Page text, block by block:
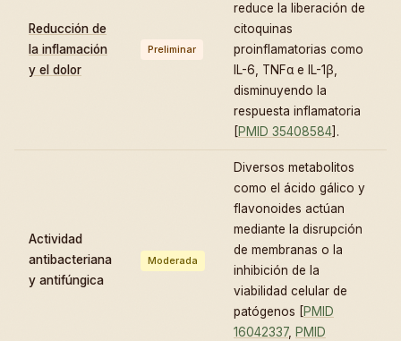
Reducción de
la inflamación
y el dolor
Preliminar
reduce la liberación de
citoquinas
proinflamatorias como
IL-6, TNFα e IL-1β,
disminuyendo la
respuesta inflamatoria
[PMID 35408584].
Actividad
antibacteriana
y antifúngica
Moderada
Diversos metabolitos
como el ácido gálico y
flavonoides actúan
mediante la disrupción
de membranas o la
inhibición de la
viabilidad celular de
patógenos [PMID
16042337, PMID